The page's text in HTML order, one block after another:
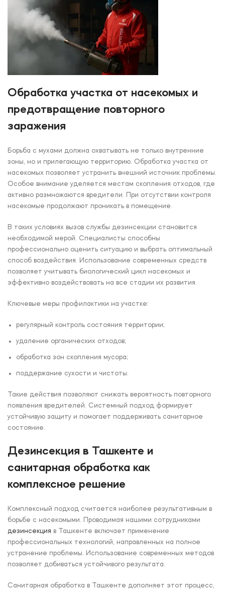
Обработка участка от насекомых и
предотвращение повторного
заражения
Борьба с мухами должна охватывать не только внутренние
зоны, но и прилегающую территорию. Обработка участка от
насекомых позволяет устранить внешний источник проблемы.
Особое внимание уделяется местам скопления отходов, где
активно размножаются вредители. При отсутствии контроля
насекомые продолжают проникать в помещение.
В таких условиях вызов службы дезинсекции становится
необходимой мерой. Специалисты способны
профессионально оценить ситуацию и выбрать оптимальный
способ воздействия. Использование современных средств
позволяет учитывать биологический цикл насекомых и
эффективно воздействовать на все стадии их развития.
Ключевые меры профилактики на участке:
регулярный контроль состояния территории;
удаление органических отходов;
обработка зон скопления мусора;
поддержание сухости и чистоты.
Такие действия позволяют снижать вероятность повторного
появления вредителей. Системный подход формирует
устойчивую защиту и помогает поддерживать санитарное
состояние.
Дезинсекция в Ташкенте и
санитарная обработка как
комплексное решение
Комплексный подход считается наиболее результативным в
борьбе с насекомыми. Проводимая нашими сотрудниками
дезинсекция в Ташкенте включает применение
профессиональных технологий, направленных на полное
устранение проблемы. Использование современных методов
позволяет добиваться устойчивого результата.
Санитарная обработка в Ташкенте дополняет этот процесс,